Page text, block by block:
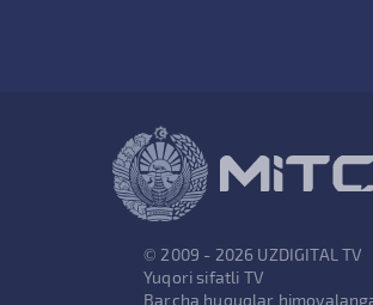
© 2009 - 2026 UZDIGITAL TV
Yuqori sifatli TV
Barcha huquqlar